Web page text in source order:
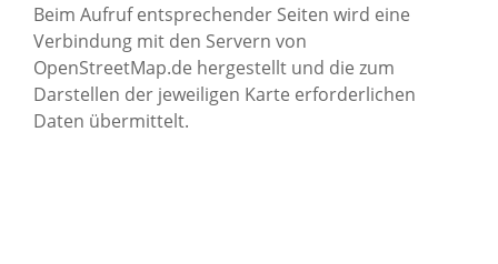
Beim Aufruf entsprechender Seiten wird eine
Verbindung mit den Servern von
OpenStreetMap.de hergestellt und die zum
Darstellen der jeweiligen Karte erforderlichen
Daten übermittelt.